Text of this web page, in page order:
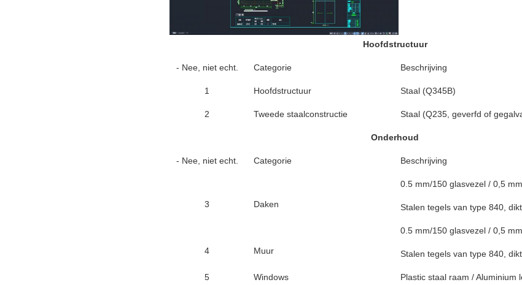
Hoofdstructuur
- Nee, niet echt. Categorie Beschrijving
1 Hoofdstructuur Staal (Q345B)
2 Tweede staalconstructie Staal (Q235, geverfd of
Onderhoud
- Nee, niet echt. Categorie Beschrijving
3 Daken
0.5 mm/150 glasvezel / 0,5
Stalen tegels van type 840,
4 Muur
0.5 mm/150 glasvezel / 0,5
Stalen tegels van type 840,
5 Windows Plastic staal raam / Aluminium